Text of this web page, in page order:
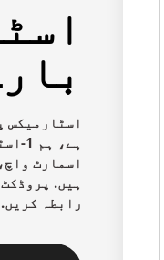
اسٹارمیکس
ہے،
اسمارٹ
ہیں.
رابطہ کریں.